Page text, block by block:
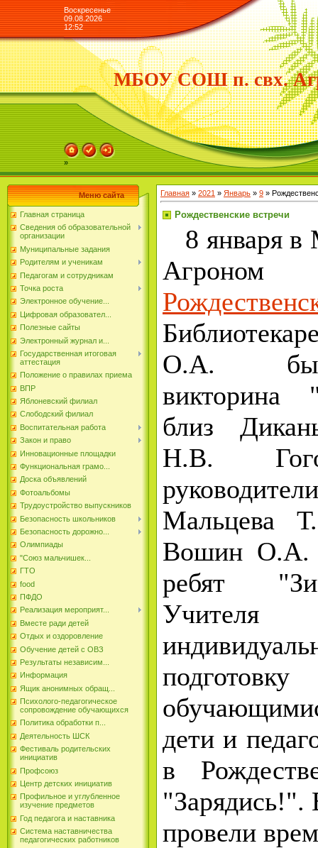
Воскресенье
09.08.2026
12:52
МБОУ СОШ п. свх.
»
Меню сайта
Главная страница
Сведения об образовательной
организации
Муниципальные задания
Родителям и ученикам
Педагогам и сотрудникам
Точка роста
Электронное обучение...
Цифровая образовател...
Полезные сайты
Электронный журнал и...
Государственная итоговая
аттестация
Положение о правилах приема
ВПР
Яблоневский филиал
Слободский филиал
Воспитательная работа
Закон и право
Инновационные площадки
Функциональная грамо...
Доска объявлений
Фотоальбомы
Трудоустройство выпускников
Безопасность школьников
Безопасность дорожно...
Олимпиады
"Союз мальчишек...
ГТО
food
ПФДО
Реализация мероприят...
Вместе ради детей
Отдых и оздоровление
Обучение детей с ОВЗ
Результаты независим...
Информация
Ящик анонимных обращ...
Психолого-педагогическое
сопровождение обучающихся
Политика обработки п...
Деятельность ШСК
Фестиваль родительских
инициатив
Профсоюз
Центр детских инициатив
Профильное и углубленное
изучение предметов
Год педагога и наставника
Система наставничества
педагогических работников
Главная » 2021 » Январь » 9 »
Рождественские встречи
8 января
О.А.
викторина
близ
Н.В.
Мальцева
Вошин О.А.
ребят
дети и
в
"Зарядись!".
провели